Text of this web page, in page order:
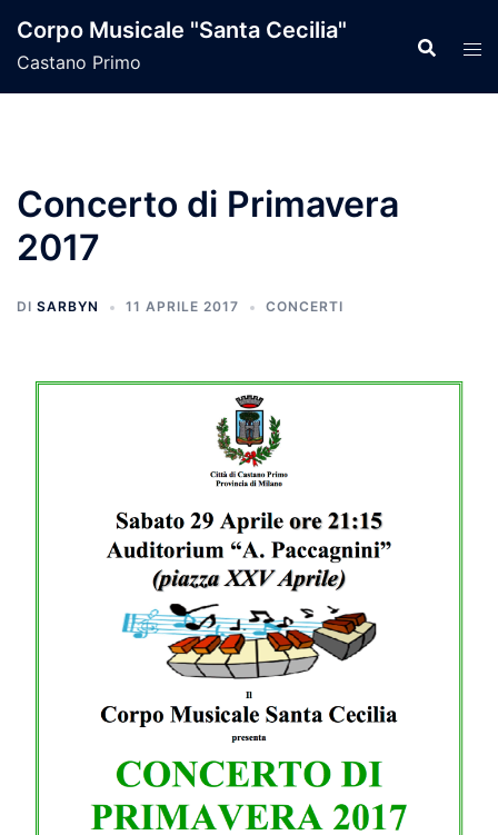
contenuto
Corpo Musicale "Santa Cecilia"
Castano Primo
Concerto di Primavera
2017
DI SARBYN 11 APRILE 2017 CONCERTI